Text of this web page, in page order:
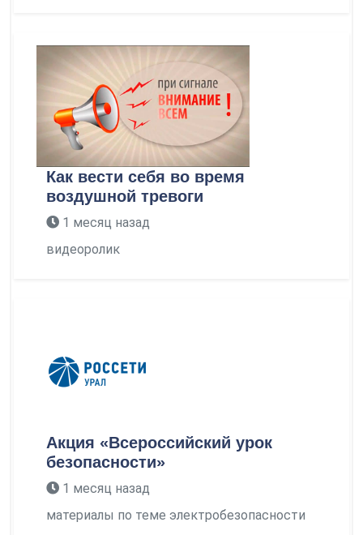
Как вести себя во время
воздушной тревоги
1 месяц назад
видеоролик
Акция «Всероссийский урок
безопасности»
1 месяц назад
материалы по теме электробезопасности